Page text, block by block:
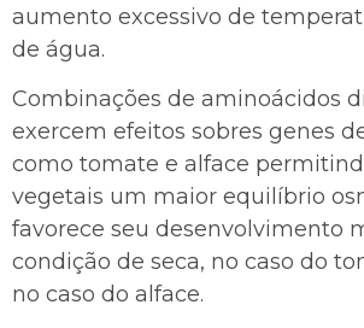
aumento excessivo de
de água.
Combinações de aminoácidos
exercem efeitos sobres genes
como tomate e alface
vegetais um maior equilíbrio
favorece seu desenvolvimento
condição de seca, no caso do
no caso do alface.